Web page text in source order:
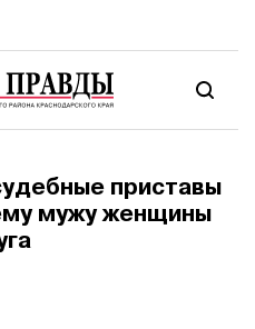
приставы
мужу женщины